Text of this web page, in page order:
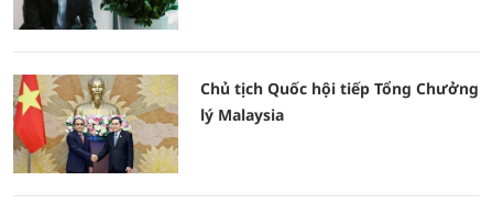
Chủ tịch Quốc hội tiếp Tổng Chưởng
lý Malaysia